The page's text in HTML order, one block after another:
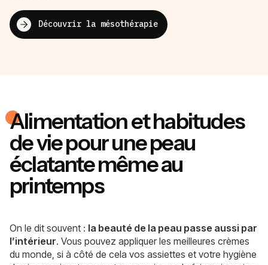
Découvrir la mésothérapie
Alimentation et habitudes
de vie pour une peau
éclatante même au
printemps
On le dit souvent : la beauté de la peau passe aussi par
l’intérieur. Vous pouvez appliquer les meilleures crèmes
du monde, si à côté de cela vos assiettes et votre hygiène